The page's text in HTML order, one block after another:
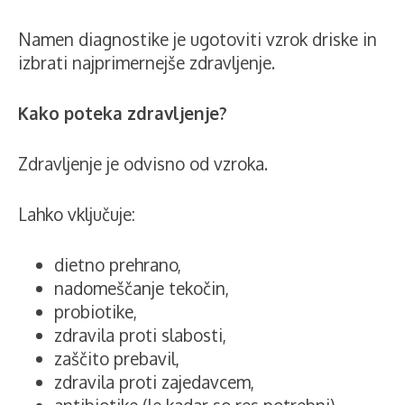
Namen diagnostike je ugotoviti vzrok driske in
izbrati najprimernejše zdravljenje.
Kako poteka zdravljenje?
Zdravljenje je odvisno od vzroka.
Lahko vključuje:
dietno prehrano,
nadomeščanje tekočin,
probiotike,
zdravila proti slabosti,
zaščito prebavil,
zdravila proti zajedavcem,